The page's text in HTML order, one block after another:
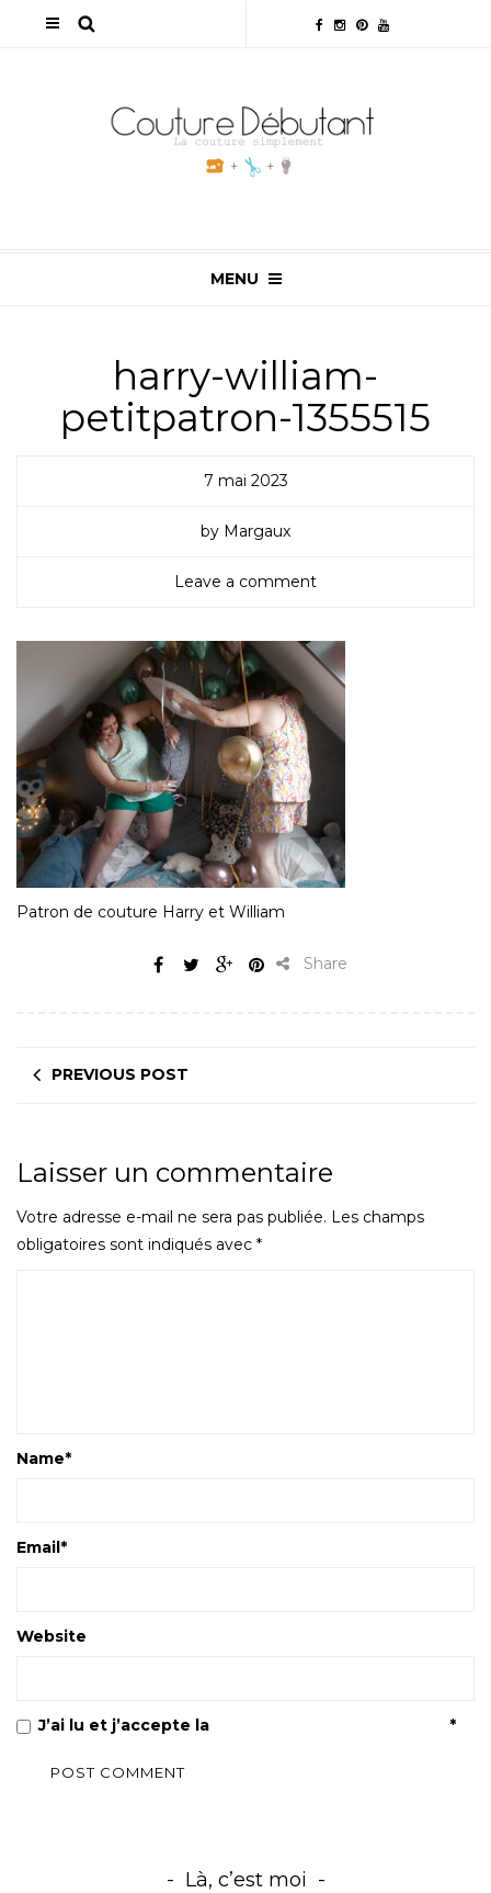
MENU
harry-william-
petitpatron-1355515
7 mai 2023
by Margaux
Leave a comment
Patron de couture Harry et William
Share
PREVIOUS POST
Laisser un commentaire
Votre adresse e-mail ne sera pas publiée. Les champs
obligatoires sont indiqués avec *
Name*
Email*
Website
J’ai lu et j’accepte la *
Là, c’est moi